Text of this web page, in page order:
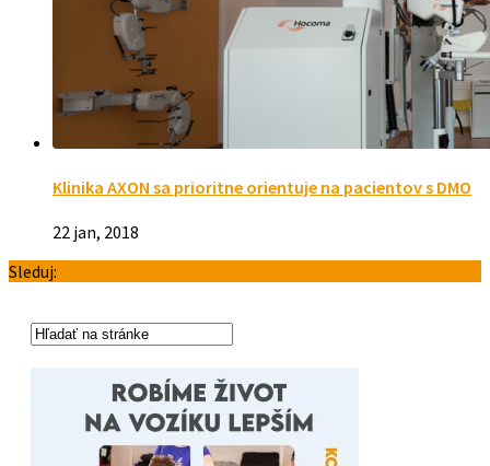
Klinika AXON sa prioritne orientuje na pacientov s DMO
22 jan, 2018
Sleduj: